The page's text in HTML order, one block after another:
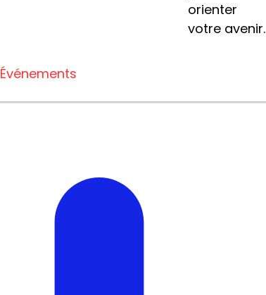
orienter
votre avenir.
Événements